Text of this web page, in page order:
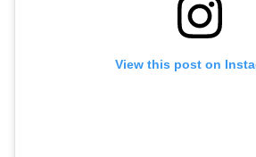
View this post on